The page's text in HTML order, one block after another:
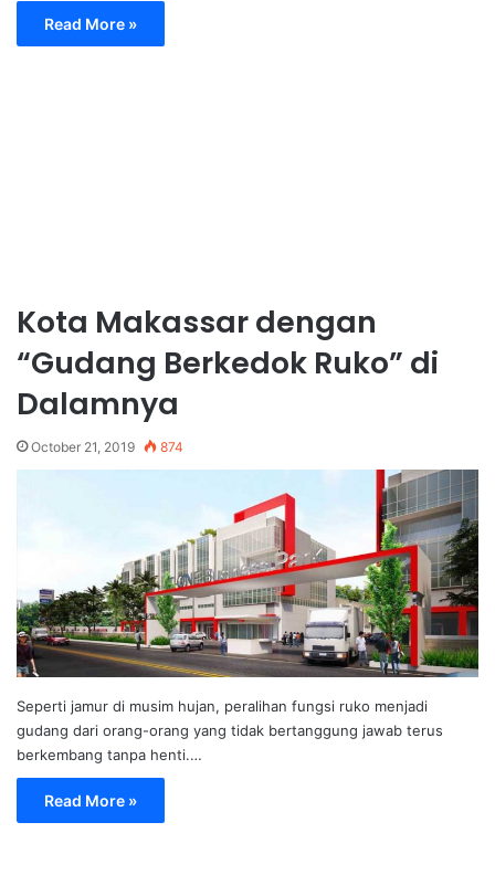
Read More »
Kota Makassar dengan
“Gudang Berkedok Ruko” di
Dalamnya
October 21, 2019 874
Seperti jamur di musim hujan, peralihan fungsi ruko menjadi
gudang dari orang-orang yang tidak bertanggung jawab terus
berkembang tanpa henti.…
Read More »